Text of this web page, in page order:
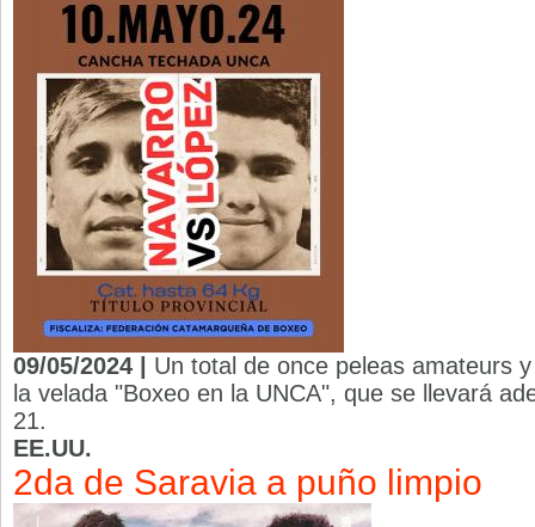
09/05/2024 | Un total de once peleas amateurs
la velada "Boxeo en la UNCA", que se llevará
21.
EE.UU.
2da de Saravia a puño limpio